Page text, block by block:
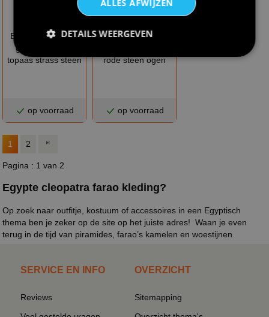
Egyptische ketting
goud farao met
topaas strass steen
op voorraad
Egyptische ketting
rode steen ogen
op voorraad
1 2
Pagina : 1 van 2
Egypte cleopatra farao kleding?
Op zoek naar outfitje, kostuum of accessoires in een Egyptisch
thema ben je zeker op de site op het juiste adres! Waan je even
terug in de tijd van piramides, farao’s kamelen en woestijnen.
SERVICE EN INFO
Reviews
OVERZICHT
Sitemapping
ALLES AFWIJZEN
DETAILS WEERGEVEN